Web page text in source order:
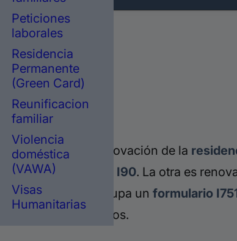
Peticiones
laborales
Residencia
Permanente
(Green Card)
Reunificacion
familiar
Violencia
doméstica
(VAWA)
Visas
Humanitarias
inmigración.
. Una es la renovación de la
que se llama la I90. La otra es
condiciones, se ocupa un formulario
menos de dos años.